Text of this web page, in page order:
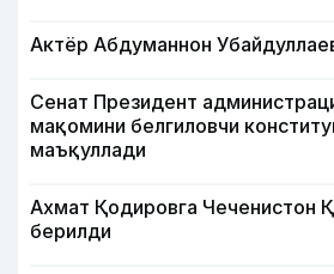
Актёр Абду­маннон
Сенат Президент
мақомини белгиловчи
маъқуллади
Ахмат Қодировга Чеченистон
берилди